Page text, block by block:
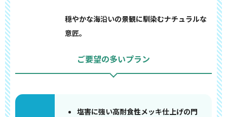
穏やかな海沿いの景観に馴染むナチュラルな
意匠。
ご要望の多いプラン
塩害に強い高耐食性メッキ仕上げの門